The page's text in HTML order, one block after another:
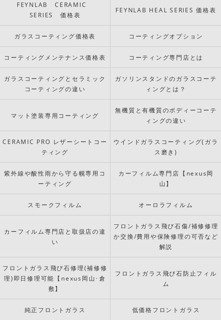
FEYNLAB CERAMIC
SERIES 価格表
FEYNLAB HEAL SERIES 価格表
ガラスコーティング価格表 コーティングオプション
コーティングメンテナンス価格表 コーティング専門店とは
ガラスコーティングとセラミック
コーティングの違い
ガソリンスタンドのガラスコーテ
ィングとは？
マット塗装専用コーティング
無機質と有機質のボディーコーテ
ィングの違い
CERAMIC PRO レザーシートコー
ティング
ウインドガラスコーティング(ガラ
ス磨き)
紫外線や酸性雨から守る幌専用コ
ーティング
カーフィルム専門店【nexus岡
山】
スモークフィルム オーロラフィルム
カーフィルム専門店と取扱店の違
い
フロントガラス飛び石傷/補修修理
か交換/費用や保険修理の可否など
解説
フロントガラス飛び石修理(補修修
理)即日修理可能【nexus岡山･倉
敷】
フロントガラス飛び石防止フィル
ム
純正フロントガラス 低価格フロントガラス